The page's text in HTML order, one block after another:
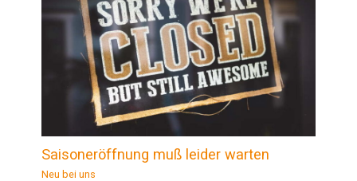
Saisoneröffnung muß leider warten
Neu bei uns